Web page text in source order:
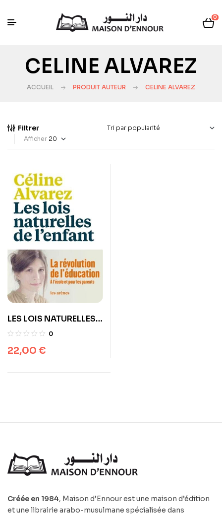
0
CELINE ALVAREZ
ACCUEIL PRODUIT AUTEUR CELINE ALVAREZ
Filtrer
Afficher
LES LOIS NATURELLES
DE L’ENFANT
0
22,00 €
Créée en 1984, Maison d’Ennour est une maison d’édition
et une librairie arabo-musulmane spécialisée dans